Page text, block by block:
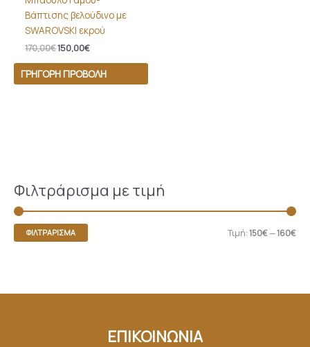
Φιλτράρισμα με τιμή
ΦΙΛΤΡΆΡΙΣΜΑ Τιμή:150€—160€
Βάπτισης βελούδινο με
SWAROVSKI εκρού
170,00€150,00€
ΓΡΉΓΟΡΗ ΠΡΟΒΟΛΉ
ΕΠΙΚΟΙΝΩΝΙΑ